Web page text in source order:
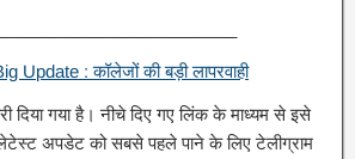
Update : कॉलेजों की बड़ी लापरवाही
दिया गया है। नीचे दिए गए लिंक के माध्यम से इसे
अपडेट को सबसे पहले पाने के लिए टेलीग्राम